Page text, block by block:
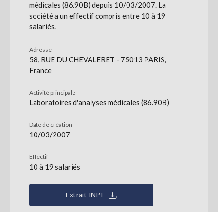
médicales (86.90B) depuis 10/03/2007. La
société a un effectif compris entre 10 à 19
salariés.
Adresse
58, RUE DU CHEVALERET - 75013 PARIS,
France
Activité principale
Laboratoires d'analyses médicales (86.90B)
Date de création
10/03/2007
Effectif
10 à 19 salariés
Extrait INPI